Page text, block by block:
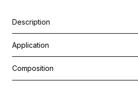
Description
Ce rituel essentiel accompagne la
Le compagnon idéal pour révéler un
À l’intérieur du coffret :
Balancing Water (100 ml)
Application
Balancing water
Perfect Lift Rich Cream
Composition